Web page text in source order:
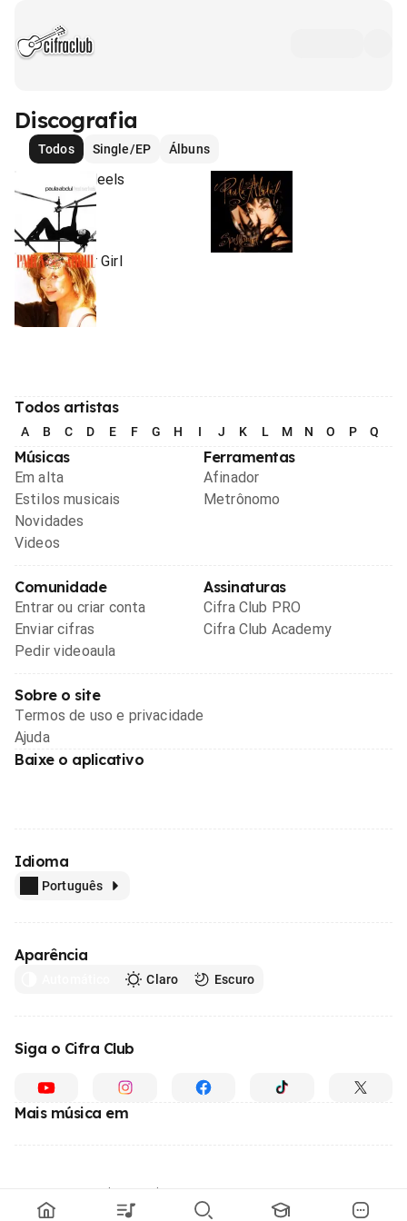
Discografia
Todos Single/EP Álbuns
Head Over Heels
1995
Álbum
Spellbound
1991
Álbum
Forever Your Girl
1988
Álbum
Todos artistas
A B C D E F G H I J K L M N O P Q
Músicas
Em alta
Estilos musicais
Novidades
Videos
Ferramentas
Afinador
Metrônomo
Comunidade
Entrar ou criar conta
Enviar cifras
Pedir videoaula
Assinaturas
Cifra Club PRO
Cifra Club Academy
Sobre o site
Termos de uso e privacidade
Ajuda
Baixe o aplicativo
Idioma
Português
Aparência
Claro Escuro
Siga o Cifra Club
Mais música em
© 1996 - 2026, o maior site de ensino de música do Brasil